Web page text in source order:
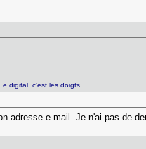
digital, c'est les doigts
adresse e-mail. Je n'ai pas de